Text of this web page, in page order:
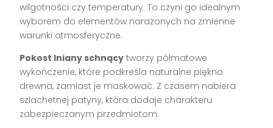
wilgotności czy temperatury. To czyni go idealnym
wyborem do elementów narażonych na zmienne
warunki atmosferyczne.
Pokost lniany schnący tworzy półmatowe
wykończenie, które podkreśla naturalne piękno
drewna, zamiast je maskować. Z czasem nabiera
szlachetnej patyny, która dodaje charakteru
zabezpieczanym przedmiotom.